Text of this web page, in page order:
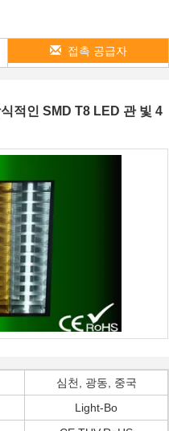
접촉 공급자
적인 SMD T8 LED 관 빛 4
심천, 광동, 중국
Light-Bo